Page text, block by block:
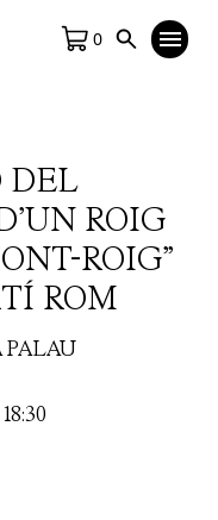
0
DEL
ROIG
ROIG”
ROM
PALAU